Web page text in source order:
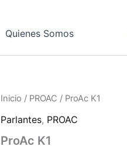
Quienes Somos
Inicio / PROAC / ProAc K1
Parlantes, PROAC
ProAc K1
ProAc
cantidad